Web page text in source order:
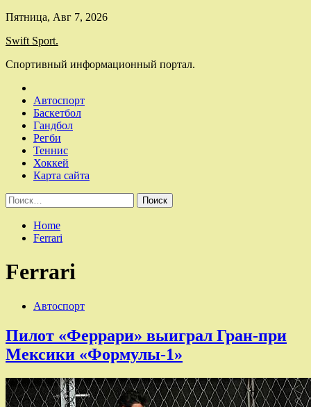
Skip
content
Пятница, Авг 7, 2026
Swift Sport.
Спортивный информационный портал.
Автоспорт
Баскетбол
Гандбол
Регби
Теннис
Хоккей
Карта сайта
Найти:
Home
Ferrari
Ferrari
Автоспорт
Пилот «Феррари» выиграл Гран-при
Мексики «Формулы-1»